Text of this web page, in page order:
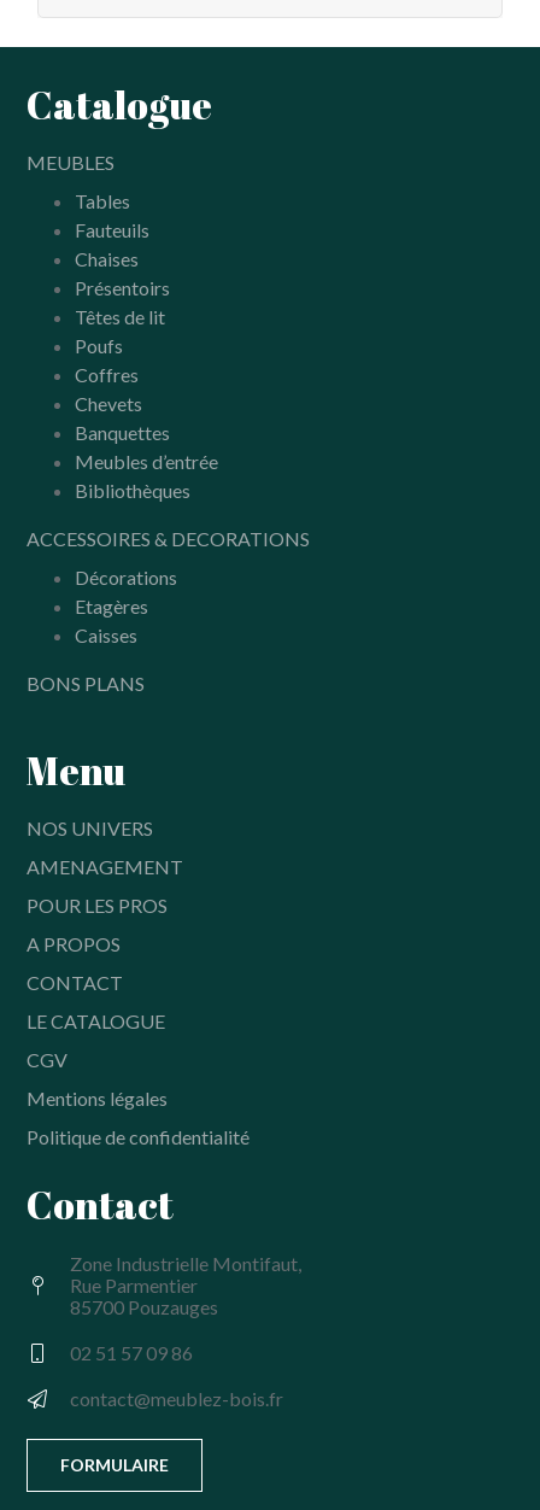
Catalogue
MEUBLES
Tables
Fauteuils
Chaises
Présentoirs
Têtes de lit
Poufs
Coffres
Chevets
Banquettes
Meubles d’entrée
Bibliothèques
ACCESSOIRES & DECORATIONS
Décorations
Etagères
Caisses
BONS PLANS
Menu
NOS UNIVERS
AMENAGEMENT
POUR LES PROS
A PROPOS
CONTACT
LE CATALOGUE
CGV
Mentions légales
Politique de confidentialité
Contact
Zone Industrielle Montifaut,
Rue Parmentier
85700 Pouzauges
02 51 57 09 86
contact@meublez-bois.fr
FORMULAIRE